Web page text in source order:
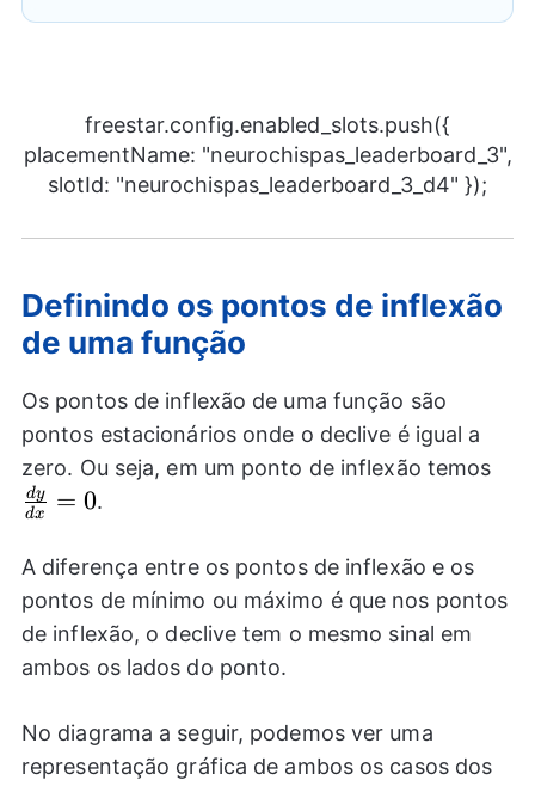
freestar.config.enabled_slots.push({
placementName: "neurochispas_leaderboard_3",
slotId: "neurochispas_leaderboard_3_d4" });
Definindo os pontos de inflexão
de uma função
Os pontos de inflexão de uma função são
pontos estacionários onde o declive é igual a
zero. Ou seja, em um ponto de inflexão temos
dx
dy = 0.
A diferença entre os pontos de inflexão e os
pontos de mínimo ou máximo é que nos pontos
de inflexão, o declive tem o mesmo sinal em
ambos os lados do ponto.
No diagrama a seguir, podemos ver uma
representação gráfica de ambos os casos dos